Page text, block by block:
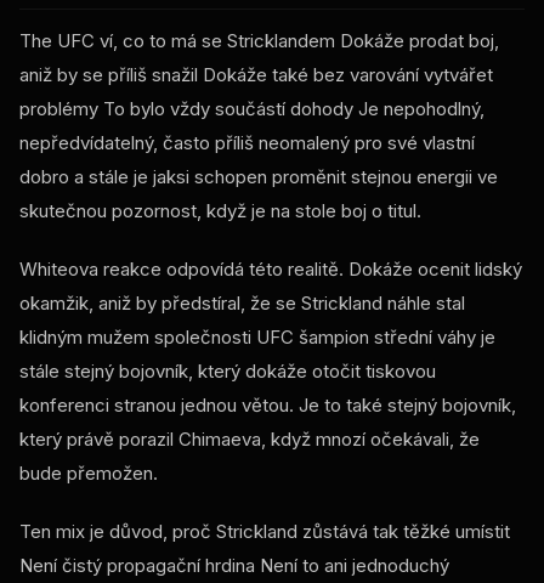
The UFC ví, co to má se Stricklandem Dokáže prodat boj,
aniž by se příliš snažil Dokáže také bez varování vytvářet
problémy To bylo vždy součástí dohody Je nepohodlný,
nepředvídatelný, často příliš neomalený pro své vlastní
dobro a stále je jaksi schopen proměnit stejnou energii ve
skutečnou pozornost, když je na stole boj o titul.
Whiteova reakce odpovídá této realitě. Dokáže ocenit lidský
okamžik, aniž by předstíral, že se Strickland náhle stal
klidným mužem společnosti UFC šampion střední váhy je
stále stejný bojovník, který dokáže otočit tiskovou
konferenci stranou jednou větou. Je to také stejný bojovník,
který právě porazil Chimaeva, když mnozí očekávali, že
bude přemožen.
Ten mix je důvod, proč Strickland zůstává tak těžké umístit
Není čistý propagační hrdina Není to ani jednoduchý